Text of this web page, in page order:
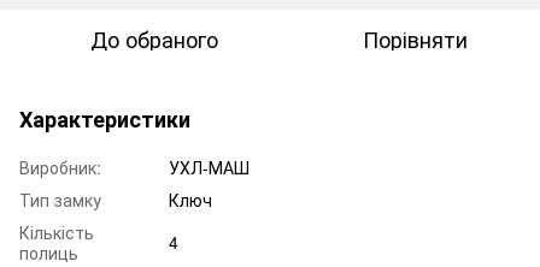
До обраного Порівняти
Характеристики
Виробник:
УХЛ-МАШ
Тип замку
Ключ
Кількість
полиць
4